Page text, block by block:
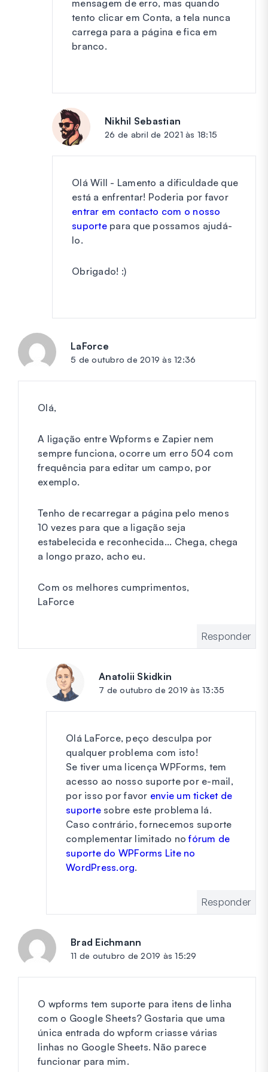
mensagem de erro, mas quando
tento clicar em Conta, a tela nunca
carrega para a página e fica em
branco.
Nikhil Sebastian
26 de abril de 2021 às 18:15
Olá Will - Lamento a dificuldade que
está a enfrentar! Poderia por favor
entrar em contacto com o nosso
suportepara que possamos ajudá-
lo.
Obrigado! :)
LaForce
5 de outubro de 2019 às 12:36
Olá,
A ligação entre Wpforms e Zapier nem
sempre funciona, ocorre um erro 504 com
frequência para editar um campo, por
exemplo.
Tenho de recarregar a página pelo menos
10 vezes para que a ligação seja
estabelecida e reconhecida... Chega, chega
a longo prazo, acho eu.
Com os melhores cumprimentos,
LaForce
Responder
Anatolii Skidkin
7 de outubro de 2019 às 13:35
Olá LaForce, peço desculpa por
qualquer problema com isto!
Se tiver uma licença WPForms, tem
acesso ao nosso suporte por e-mail,
por isso por favor envie um ticket de
suportesobre este problema lá.
Caso contrário, fornecemos suporte
complementar limitado nofórum de
suporte do WPForms Lite no
WordPress.org.
Responder
Brad Eichmann
11 de outubro de 2019 às 15:29
O wpforms tem suporte para itens de linha
com o Google Sheets? Gostaria que uma
única entrada do wpform criasse várias
linhas no Google Sheets. Não parece
funcionar para mim.